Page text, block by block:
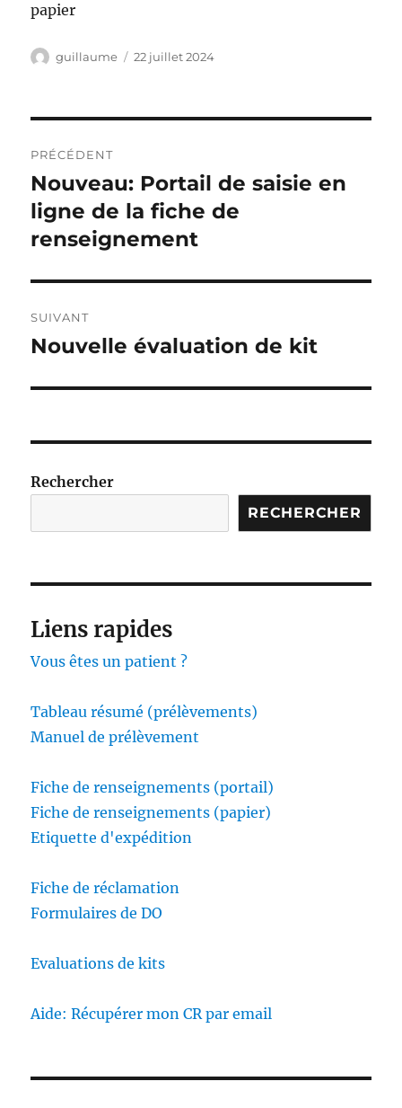
papier
Auteur
guillaume
Publié
22 juillet 2024
de
l’article
PRÉCÉDENT
Publication
précédente :
Nouveau: Portail de saisie en
ligne de la fiche de
renseignement
SUIVANT
Publication
Nouvelle évaluation de kit
Rechercher
RECHERCHER
Liens rapides
Vous êtes un patient ?
Tableau résumé (prélèvements)
Manuel de prélèvement
Fiche de renseignements (portail)
Fiche de renseignements (papier)
Etiquette d'expédition
Fiche de réclamation
Formulaires de DO
Evaluations de kits
Aide: Récupérer mon CR par email